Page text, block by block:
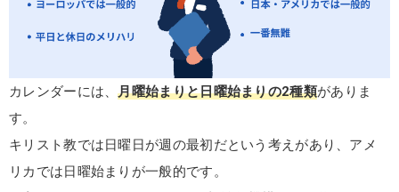
カレンダーには、月曜始まりと日曜始まりの2種類がありま
す。
キリスト教では日曜日が週の最初だという考えがあり、アメ
リカでは日曜始まりが一般的です。